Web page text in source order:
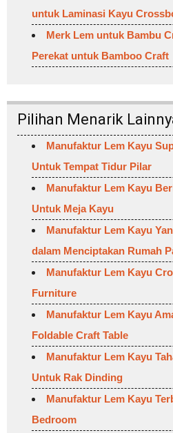
untuk Laminasi Kayu
Merk Lem untuk Bambu
Perekat untuk Bamboo Craft
Pilihan Menarik
Manufaktur Lem Kayu
Untuk Tempat Tidur Pilar
Manufaktur Lem Kayu
Untuk Meja Kayu
Manufaktur Lem Kayu
dalam Menciptakan Rumah
Manufaktur Lem Kayu
Furniture
Manufaktur Lem Kayu
Foldable Craft Table
Manufaktur Lem Kayu
Untuk Rak Dinding
Manufaktur Lem Kayu
Bedroom